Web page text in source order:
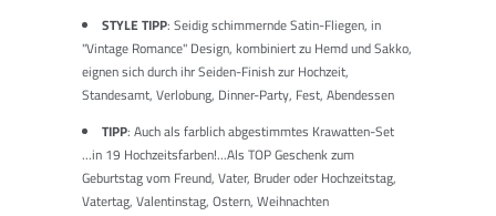
STYLE TIPP: Seidig schimmernde Satin-Fliegen, in
"Vintage Romance" Design, kombiniert zu Hemd und Sakko,
eignen sich durch ihr Seiden-Finish zur Hochzeit,
Standesamt, Verlobung, Dinner-Party, Fest, Abendessen
TIPP: Auch als farblich abgestimmtes Krawatten-Set
...in 19 Hochzeitsfarben!...Als TOP Geschenk zum
Geburtstag vom Freund, Vater, Bruder oder Hochzeitstag,
Vatertag, Valentinstag, Ostern, Weihnachten